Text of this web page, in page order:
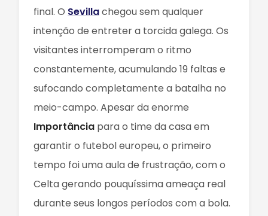
final. O Sevillachegou sem qualquer
intenção de entreter a torcida galega. Os
visitantes interromperam o ritmo
constantemente, acumulando 19 faltas e
sufocando completamente a batalha no
meio-campo. Apesar da enorme
Importância para o time da casa em
garantir o futebol europeu, o primeiro
tempo foi uma aula de frustração, com o
Celta gerando pouquíssima ameaça real
durante seus longos períodos com a bola.